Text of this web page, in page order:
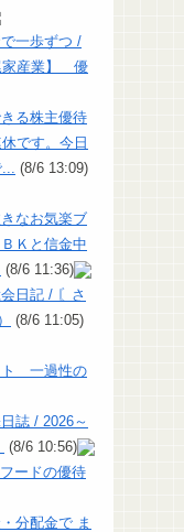
一歩ずつ /
家産業】 優
る株主優待
です。今日
(8/6 13:09)
なお気楽ブ
Ｋと信金中
(8/6 11:36)
日記 / 〘さ
(8/6 11:05)
ト 一過性の
誌 / 2026～
(8/6 10:56)
ードの優待
分配金で ま